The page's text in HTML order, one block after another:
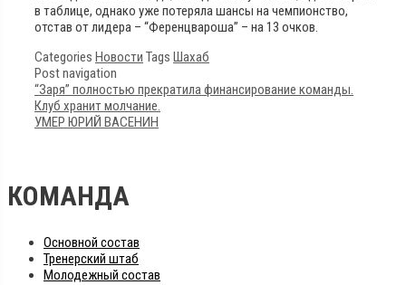
в таблице, однако уже потеряла шансы на чемпионство,
отстав от лидера – “Ференцвароша” – на 13 очков.
Categories Новости Tags Шахаб
Post navigation
“Заря” полностью прекратила финансирование команды.
Клуб хранит молчание.
УМЕР ЮРИЙ ВАСЕНИН
КОМАНДА
Основной состав
Тренерский штаб
Молодежный состав